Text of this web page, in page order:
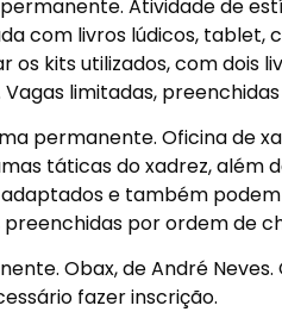
Atividade de
com livros lúdicos, tablet,
kits utilizados, com dois
limitadas,
permanente. Oficina de
táticas do xadrez, além
e também
por ordem de
Obax, de André
fazer inscrição.